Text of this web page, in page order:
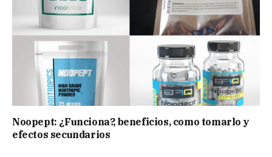
Noopept: ¿Funciona?, beneficios, como tomarlo y
efectos secundarios